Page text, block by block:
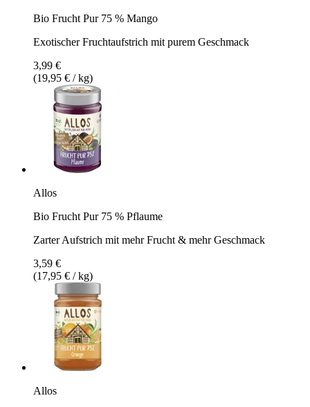
Bio Frucht Pur 75 % Mango
Exotischer Fruchtaufstrich mit purem Geschmack
3,99 €
(19,95 € / kg)
Allos
Bio Frucht Pur 75 % Pflaume
Zarter Aufstrich mit mehr Frucht & mehr Geschmack
3,59 €
(17,95 € / kg)
Allos